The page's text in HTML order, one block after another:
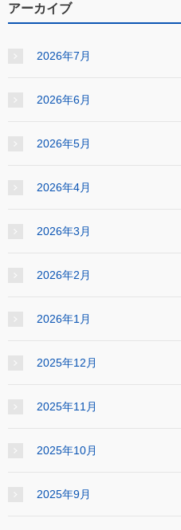
アーカイブ
2026年7月
2026年6月
2026年5月
2026年4月
2026年3月
2026年2月
2026年1月
2025年12月
2025年11月
2025年10月
2025年9月